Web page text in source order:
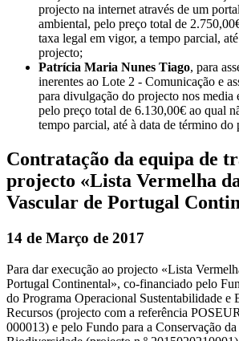
projecto na internet através de um
ambiental, pelo preço total de
taxa legal em vigor, a tempo parcial,
projecto;
Patrícia Maria Nunes Tiago, para
inerentes ao Lote 2 - Comunicação e
para divulgação do projecto nos media
pelo preço total de 6.130,00€ ao qual
tempo parcial, até à data de término do
Contratação da equipa de
projecto «Lista Vermelha
Vascular de Portugal
14 de Março de 2017
Para dar execução ao projecto «Lista
Portugal Continental», co-financiado pelo
do Programa Operacional Sustentabilidade e
Recursos (projecto com a referência
000013) e pelo Fundo para a Conservação